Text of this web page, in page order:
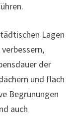
Lagen
der
und flach
Begrünungen
auch